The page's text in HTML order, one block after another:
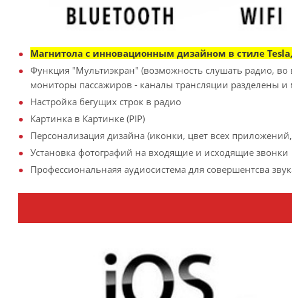
Магнитола с инновационным дизайном в стиле
Функция "Мультиэкран" (возможность слушать радио,
мониторы пассажиров - каналы трансляции разделены и
Настройка бегущих строк в радио
Картинка в Картинке (PIP)
Персонализация дизайна (иконки, цвет всех
Установка фотографий на входящие и исходящие звонки
Профессиональнаяя аудиосистема для совершентсва